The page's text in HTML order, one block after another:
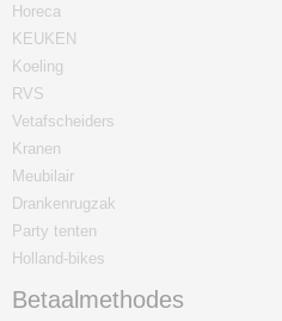
Horeca
KEUKEN
Koeling
RVS
Vetafscheiders
Kranen
Meubilair
Drankenrugzak
Party tenten
Holland-bikes
Betaalmethodes